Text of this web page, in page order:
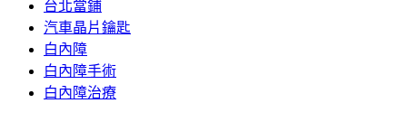
台北當鋪
汽車晶片鑰匙
白內障
白內障手術
白內障治療